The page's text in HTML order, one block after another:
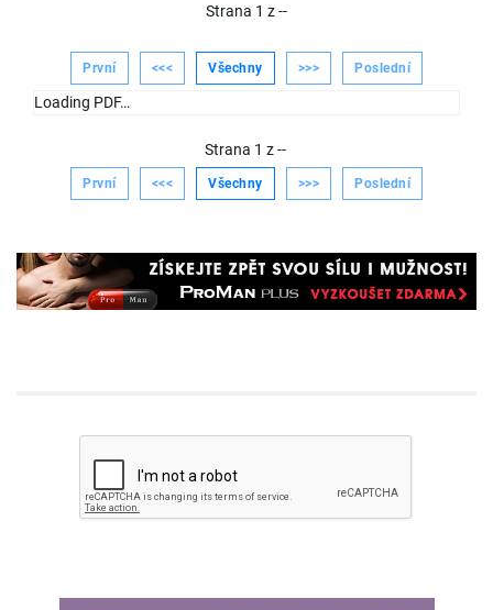
Strana 1 z--
První <<< Všechny >>> Poslední
Loading PDF…
Strana 1 z--
První <<< Všechny >>> Poslední